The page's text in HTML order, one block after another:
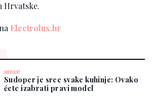
Hrvatske.
Electrolux.hr
AMBIJENT
Sudoper je srce svake kuhinje: Ovako
ćete izabrati pravi model